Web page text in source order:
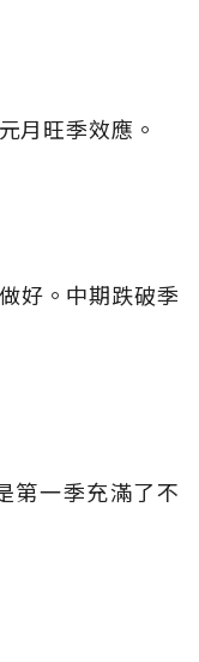
月旺季效應。
好。中期跌破季
第一季充滿了不